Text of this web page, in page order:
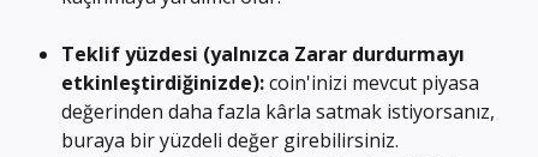
Teklif yüzdesi (yalnızca Zarar durdurmayı
etkinleştirdiğinizde): coin'inizi mevcut piyasa
değerinden daha fazla kârla satmak istiyorsanız,
buraya bir yüzdeli değer girebilirsiniz.